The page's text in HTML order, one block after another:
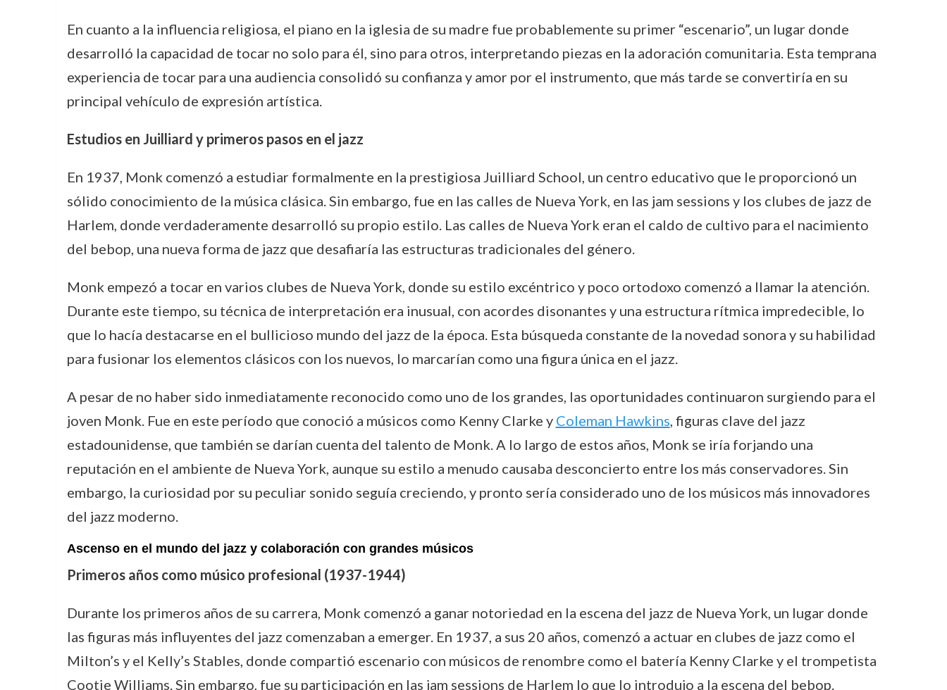
En cuanto a la influencia religiosa, el piano en la iglesia de su madre fue probablemente su primer “escenario”, un lugar donde
desarrolló la capacidad de tocar no solo para él, sino para otros, interpretando piezas en la adoración comunitaria. Esta temprana
experiencia de tocar para una audiencia consolidó su confianza y amor por el instrumento, que más tarde se convertiría en su
principal vehículo de expresión artística.
Estudios en Juilliard y primeros pasos en el jazz
En 1937, Monk comenzó a estudiar formalmente en la prestigiosa Juilliard School, un centro educativo que le proporcionó un
sólido conocimiento de la música clásica. Sin embargo, fue en las calles de Nueva York, en las jam sessions y los clubes de jazz de
Harlem, donde verdaderamente desarrolló su propio estilo. Las calles de Nueva York eran el caldo de cultivo para el nacimiento
del bebop, una nueva forma de jazz que desafiaría las estructuras tradicionales del género.
Monk empezó a tocar en varios clubes de Nueva York, donde su estilo excéntrico y poco ortodoxo comenzó a llamar la atención.
Durante este tiempo, su técnica de interpretación era inusual, con acordes disonantes y una estructura rítmica impredecible, lo
que lo hacía destacarse en el bullicioso mundo del jazz de la época. Esta búsqueda constante de la novedad sonora y su habilidad
para fusionar los elementos clásicos con los nuevos, lo marcarían como una figura única en el jazz.
A pesar de no haber sido inmediatamente reconocido como uno de los grandes, las oportunidades continuaron surgiendo para el
joven Monk. Fue en este período que conoció a músicos como Kenny Clarke y Coleman Hawkins, figuras clave del jazz
estadounidense, que también se darían cuenta del talento de Monk. A lo largo de estos años, Monk se iría forjando una
reputación en el ambiente de Nueva York, aunque su estilo a menudo causaba desconcierto entre los más conservadores. Sin
embargo, la curiosidad por su peculiar sonido seguía creciendo, y pronto sería considerado uno de los músicos más innovadores
del jazz moderno.
Ascenso en el mundo del jazz y colaboración con grandes músicos
Primeros años como músico profesional (1937-1944)
Durante los primeros años de su carrera, Monk comenzó a ganar notoriedad en la escena del jazz de Nueva York, un lugar donde
las figuras más influyentes del jazz comenzaban a emerger. En 1937, a sus 20 años, comenzó a actuar en clubes de jazz como el
Milton’s y el Kelly’s Stables, donde compartió escenario con músicos de renombre como el batería Kenny Clarke y el trompetista
Cootie Williams. Sin embargo, fue su participación en las jam sessions de Harlem lo que lo introdujo a la escena del bebop.